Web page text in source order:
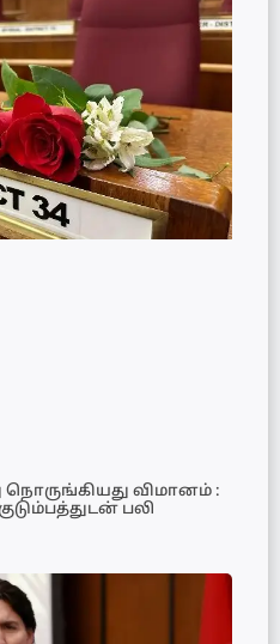
நொருங்கியது விமானம் :
பலி